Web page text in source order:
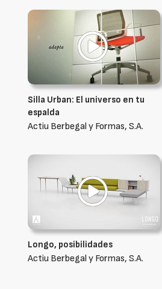
Silla Urban: El universo en tu
espalda
Actiu Berbegal y Formas, S.A.
Longo, posibilidades
Actiu Berbegal y Formas, S.A.